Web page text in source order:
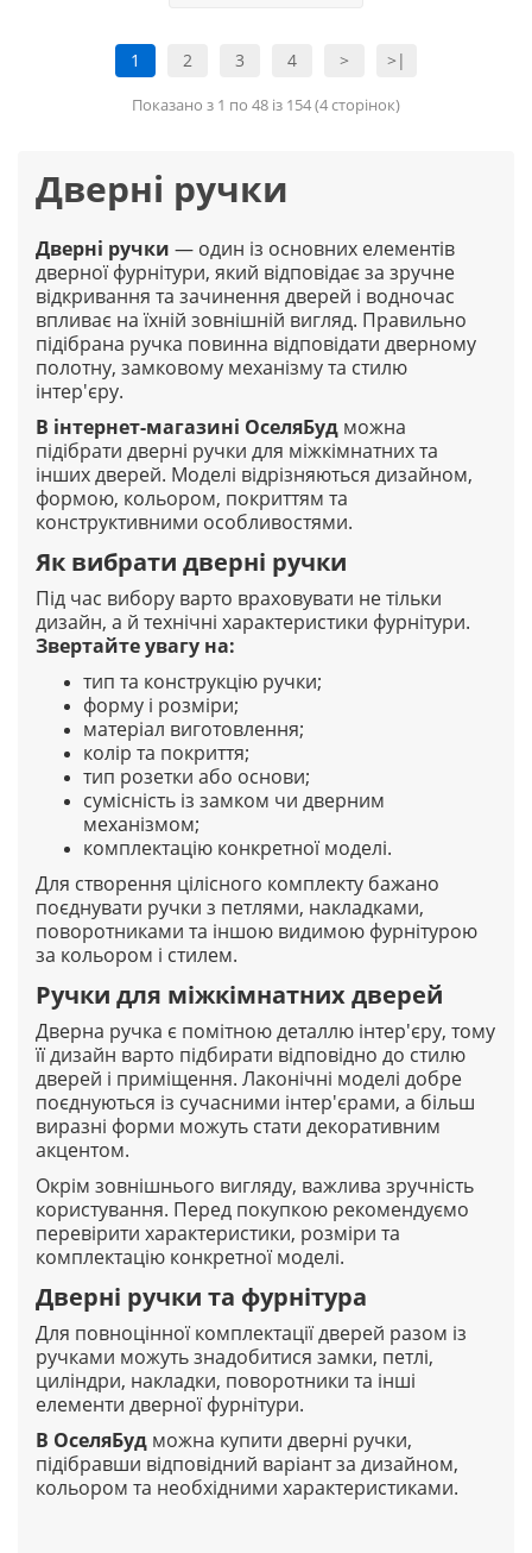
1 2 3 4 > >|
Показано з 1 по 48 із 154 (4 сторінок)
Дверні ручки
Дверні ручки — один із основних елементів
дверної фурнітури, який відповідає за зручне
відкривання та зачинення дверей і водночас
впливає на їхній зовнішній вигляд. Правильно
підібрана ручка повинна відповідати дверному
полотну, замковому механізму та стилю
інтер'єру.
В інтернет-магазині ОселяБуд можна
підібрати дверні ручки для міжкімнатних та
інших дверей. Моделі відрізняються дизайном,
формою, кольором, покриттям та
конструктивними особливостями.
Як вибрати дверні ручки
Під час вибору варто враховувати не тільки
дизайн, а й технічні характеристики фурнітури.
Звертайте увагу на:
тип та конструкцію ручки;
форму і розміри;
матеріал виготовлення;
колір та покриття;
тип розетки або основи;
сумісність із замком чи дверним
механізмом;
комплектацію конкретної моделі.
Для створення цілісного комплекту бажано
поєднувати ручки з петлями, накладками,
поворотниками та іншою видимою фурнітурою
за кольором і стилем.
Ручки для міжкімнатних дверей
Дверна ручка є помітною деталлю інтер'єру, тому
її дизайн варто підбирати відповідно до стилю
дверей і приміщення. Лаконічні моделі добре
поєднуються із сучасними інтер'єрами, а більш
виразні форми можуть стати декоративним
акцентом.
Окрім зовнішнього вигляду, важлива зручність
користування. Перед покупкою рекомендуємо
перевірити характеристики, розміри та
комплектацію конкретної моделі.
Дверні ручки та фурнітура
Для повноцінної комплектації дверей разом із
ручками можуть знадобитися замки, петлі,
циліндри, накладки, поворотники та інші
елементи дверної фурнітури.
В ОселяБуд можна купити дверні ручки,
підібравши відповідний варіант за дизайном,
кольором та необхідними характеристиками.